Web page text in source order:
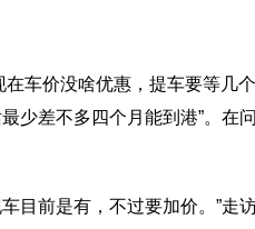
价没啥优惠，提车要等几个
少差不多四个月能到港”。在
前是有，不过要加价。”走